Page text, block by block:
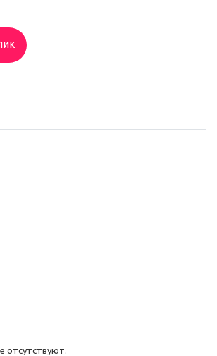
отсутствуют.